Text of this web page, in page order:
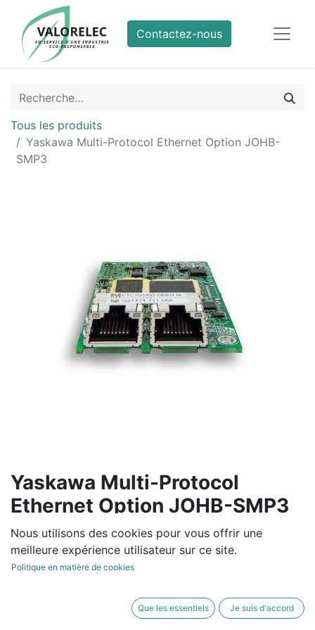
Contactez-nous
Tous les produits
Yaskawa Multi-Protocol Ethernet Option JOHB-
SMP3
Yaskawa Multi-Protocol
Ethernet Option JOHB-SMP3
La carte d’option Ethernet multiprotocole (JOHB-
SMP3) est une carte d’option de carte de circuit
imprimé unique pour les variateurs de fréquence
Vous pouvez utiliser une série de commutateurs de
configuration sur la carte de circuit imprimé pour
Nous utilisons des cookies pour vous offrir une
meilleure expérience utilisateur sur ce site.
Politique en matière de cookies
Que les essentiels Je suis d'accord